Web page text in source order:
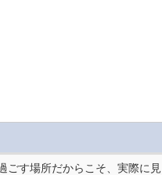
ごす場所だからこそ、実際に見